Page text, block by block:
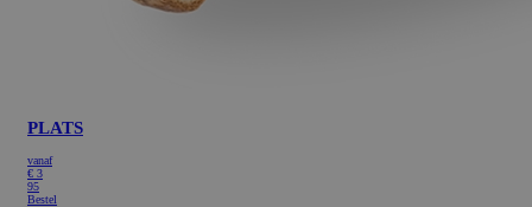
PLATS
vanaf
€ 3
95
Bestel